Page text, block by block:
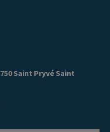
Saint Pryvé Saint